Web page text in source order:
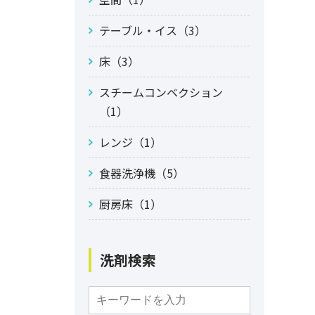
テーブル・イス（3）
床（3）
スチームコンベクション
（1）
レンジ（1）
食器洗浄機（5）
厨房床（1）
洗剤検索